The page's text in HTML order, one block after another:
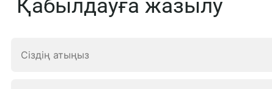
Қабылдауға жазылу